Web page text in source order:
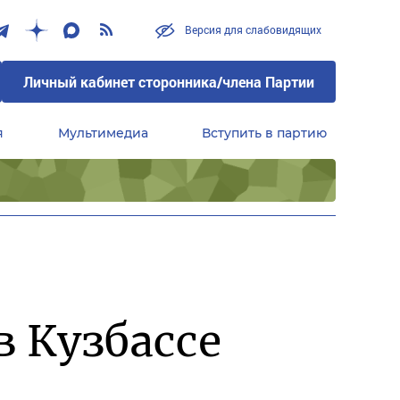
Версия для слабовидящих
Личный кабинет сторонника/члена Партии
Мультимедиа Вступить в партию